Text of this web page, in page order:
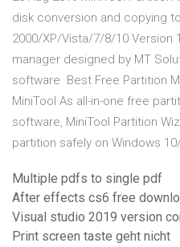
disk conversion and copying
2000/XP/Vista/7/8/10 Version
manager designed by MT
software Best Free Partition
MiniTool As all-in-one free
software, MiniTool Partition
partition safely on Windows
Multiple pdfs to single pdf
After effects cs6 free
Visual studio 2019 version
Print screen taste geht nicht